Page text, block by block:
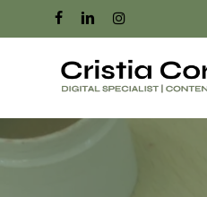
to
facebooklinkedininstagram